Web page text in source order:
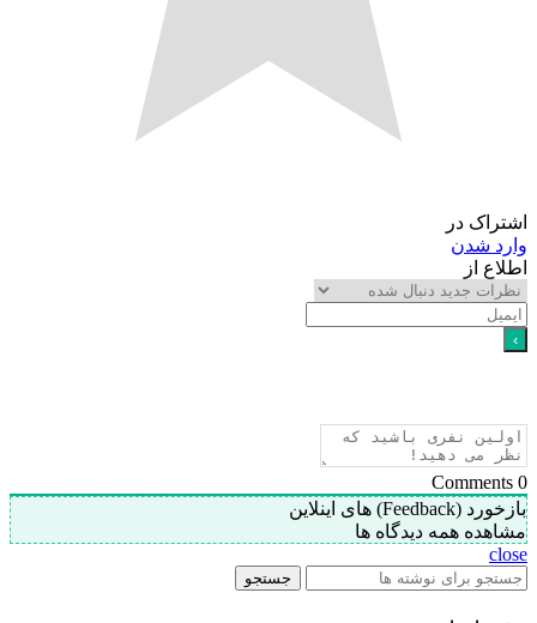
اشتراک در
وارد شدن
اطلاع از
0
بازخورد (Feedback) های اینلاین
مشاهده همه دیدگاه ها
close
جستجو